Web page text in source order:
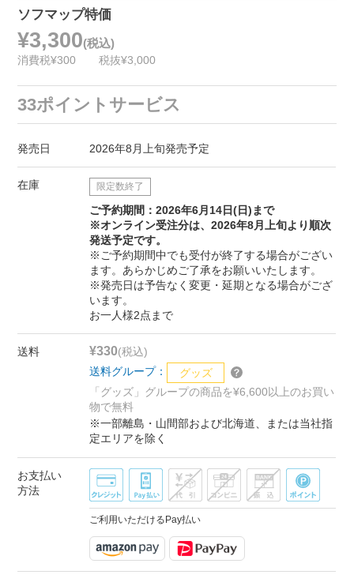
ソフマップ特価
¥3,300(税込)
消費税¥300 税抜¥3,000
33ポイントサービス
発売日 2026年8月上旬発売予定
在庫 限定数終了
ご予約期間：2026年6月14日(日)まで
※オンライン受注分は、2026年8月上旬より順次
発送予定です。
※ご予約期間中でも受付が終了する場合がござい
ます。あらかじめご了承をお願いいたします。
※発売日は予告なく変更・延期となる場合がござ
います。
お一人様2点まで
送料 ¥330(税込)
送料グループ：
グッズ
「グッズ」グループの商品を¥6,600以上のお買い
物で無料
※一部離島・山間部および北海道、または当社指
定エリアを除く
お支払い
方法
ご利用いただけるPay払い